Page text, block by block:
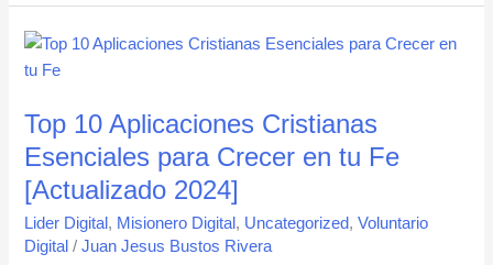
Top 10 Aplicaciones Cristianas
Esenciales para Crecer en tu Fe
[Actualizado 2024]
Lider Digital , Misionero Digital , Uncategorized,Voluntario
Digital /Juan Jesus Bustos Rivera
Top
10
Cristianas
Esenciales
Crecer
en
tu